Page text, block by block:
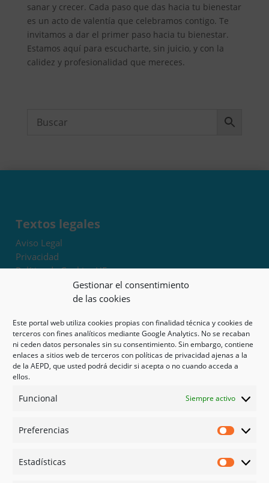
Gestionar el consentimiento
de las cookies
Este portal web utiliza cookies propias con finalidad técnica y cookies de
terceros con fines analíticos mediante Google Analytics. No se recaban
ni ceden datos personales sin su consentimiento. Sin embargo, contiene
enlaces a sitios web de terceros con políticas de privacidad ajenas a la
de la AEPD, que usted podrá decidir si acepta o no cuando acceda a
ellos.
Funcional Siempre activo
Preferencias
Estadísticas
sanar y crecer. Cada paso que das hacia tu bienestar
es un acto de valentía que celebramos contigo. Te
invitamos a dar el primer paso hacia tu bienestar.
Estamos aquí para escucharte, sin juicio, y con la
calidez y profesionalidad que mereces.
Textos legales
Aviso Legal
Privacidad
Política de Cookies UE
Términos y condiciones
Exoneración de responsabilidad
Mapa del sitio
Mi cuenta
Tienda
Psicología en Murcia
Guías
Redes sociales
Instagram